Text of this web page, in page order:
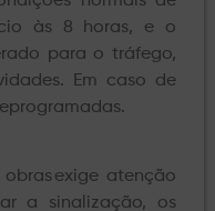
às 8 horas, e o
para o tráfego,
Em caso de
obras exige atenção
a sinalização, os